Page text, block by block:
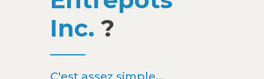
Inc. ?
C'est assez simple...